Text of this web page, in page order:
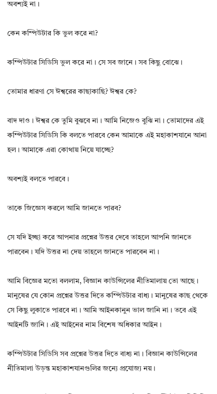
অবশ্যই না।
কেন কম্পিউটার কি ভুল করে না?
কম্পিউটার সিডিসি ভুল করে না। সে সব জানে। সব কিছু বোঝে।
তোমার ধারণা সে ঈশ্বরের কাছাকাছি? ঈশ্বর কে?
বাদ দাও। ঈশ্বর কে তুমি বুঝবে না। আমি নিজেও বুঝি না। তোমাদের এই
কম্পিউটার সিডিসি কি বলতে পারবে কেন আমাকে এই মহাকাশযানে আনা
হল। আমাকে এরা কোথায় নিয়ে যাচ্ছে?
অবশ্যই বলতে পারবে।
তাকে জিজ্ঞেস করলে আমি জানতে পারব?
সে যদি ইচ্ছা করে আপনার প্রশ্নের উত্তর দেবে তাহলে আপনি জানতে
পারবেন। যদি উত্তর না দেয় তাহলে জানতে পারবেন না।
আমি বিজ্ঞের মতো বললাম, বিজ্ঞান কাউন্সিলের নীতিমালায় তো আছে।
মানুষের যে কোন প্রশ্নের উত্তর দিতে কম্পিউটার বাধ্য। মানুষের কাছ থেকে
সে কিছু লুকাতে পারবে না। আমি আইনকানুন ভাল জানি না। তবে এই
আইনটি জানি। এই আইনের নাম বিশেষ অধিকার আইন।
কম্পিউটার সিডিসি সব প্রশ্নের উত্তর দিতে বাধ্য না। বিজ্ঞান কাউন্সিলের
নীতিমালা উড়ন্ত মহাকাশযানগুলির জন্যে প্রযোজ্য নয়।